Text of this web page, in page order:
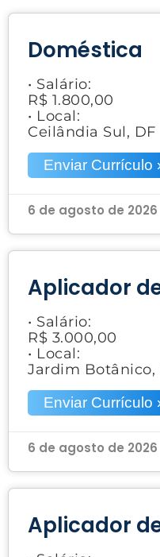
Doméstica
• Salário:
R$ 1.800,00
• Local:
Ceilândia Sul, DF
Enviar Currículo
6 de agosto de 2026
Aplicador
• Salário:
R$ 3.000,00
• Local:
Jardim Botânico,
Enviar Currículo
6 de agosto de 2026
Aplicador